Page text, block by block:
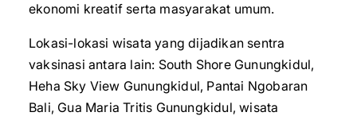
ekonomi kreatif serta masyarakat umum.
Lokasi-lokasi wisata yang dijadikan sentra
vaksinasi antara lain: South Shore Gunungkidul,
Heha Sky View Gunungkidul, Pantai Ngobaran
Bali, Gua Maria Tritis Gunungkidul, wisata